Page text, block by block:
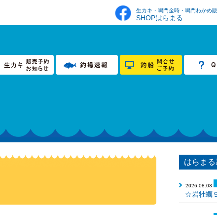
生カキ・鳴門金時・鳴門わかめ
SHOPはらまる
はらま
2026.08.03
☆岩牡蠣